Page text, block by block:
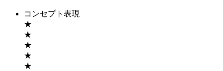
コンセプト表現
★
★
★
★
★